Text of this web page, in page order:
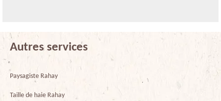
Autres services
Paysagiste Rahay
Taille de haie Rahay